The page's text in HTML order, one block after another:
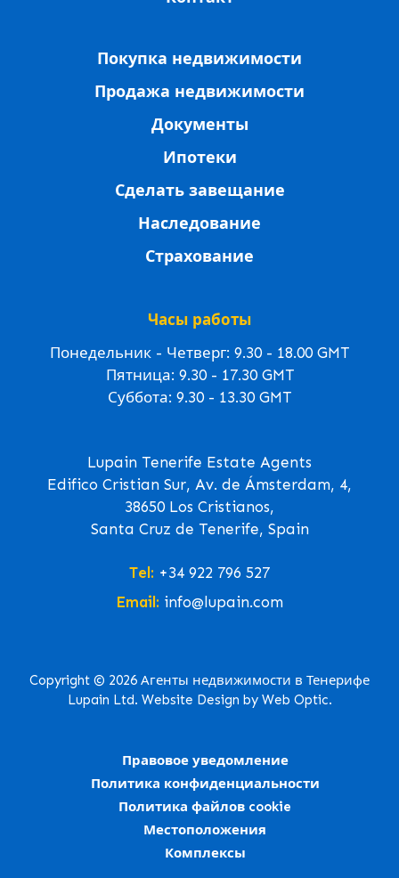
Покупка недвижимости
Продажа недвижимости
Документы
Ипотеки
Сделать завещание
Наследование
Страхование
Часы работы
Понедельник - Четверг: 9.30 - 18.00 GMT
Пятница: 9.30 - 17.30 GMT
Суббота: 9.30 - 13.30 GMT
Lupain Tenerife Estate Agents
Edifico Cristian Sur, Av. de Ámsterdam, 4,
38650 Los Cristianos,
Santa Cruz de Tenerife, Spain
Tel: +34 922 796 527
Email: info@lupain.com
Copyright © 2026 Агенты недвижимости в Тенерифе
Lupain Ltd. Website Design by Web Optic.
Правовое уведомление
Политика конфиденциальности
Политика файлов cookie
Местоположения
Комплексы